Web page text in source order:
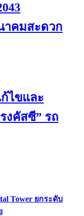
าคมสะดวก
ไขและ
งคัสซี” รถ
Tower ยกระดับ